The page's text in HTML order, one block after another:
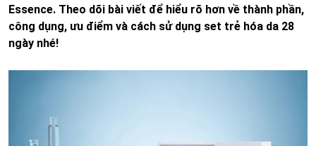
Essence. Theo dõi bài viết để hiểu rõ hơn về thành phần,
công dụng, ưu điểm và cách sử dụng set trẻ hóa da 28
ngày nhé!